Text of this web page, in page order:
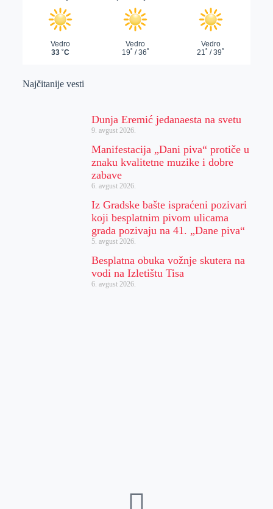
Najčitanije vesti
Dunja Eremić jedanaesta na svetu
9. avgust 2026.
Manifestacija „Dani piva“ protiče u
znaku kvalitetne muzike i dobre
zabave
6. avgust 2026.
Iz Gradske bašte ispraćeni pozivari
koji besplatnim pivom ulicama
grada pozivaju na 41. „Dane piva“
5. avgust 2026.
Besplatna obuka vožnje skutera na
vodi na Izletištu Tisa
6. avgust 2026.